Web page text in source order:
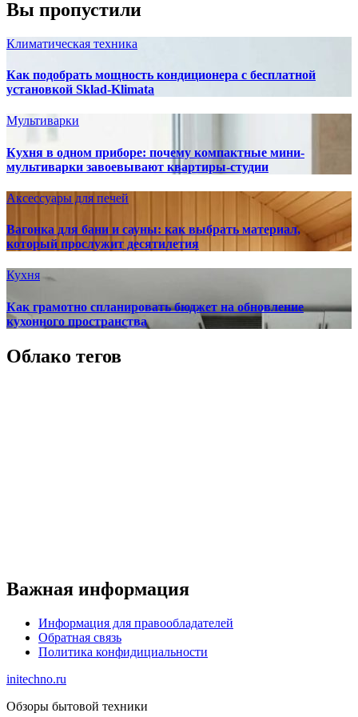
Вы пропустили
Климатическая техника
Как подобрать мощность кондиционера с бесплатной
установкой Sklad-Klimata
Мультиварки
Кухня в одном приборе: почему компактные мини-
мультиварки завоевывают квартиры-студии
Аксессуары для печей
Вагонка для бани и сауны: как выбрать материал,
который прослужит десятилетия
Кухня
Как грамотно спланировать бюджет на обновление
кухонного пространства
Облако тегов
Важная информация
Информация для правообладателей
Обратная связь
Политика конфидициальности
initechno.ru
Обзоры бытовой техники